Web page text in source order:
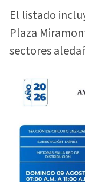
El listado
Plaza
sectores